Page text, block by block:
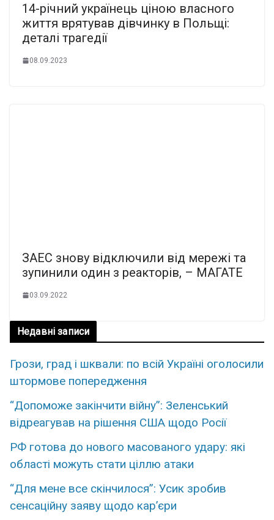
14-річний українець ціною власного
життя врятував дівчинку в Польщі:
деталі трагедії
08.09.2023
ЗАЕС знову відключили від мережі та
зупинили один з реакторів, – МАГАТЕ
03.09.2022
Недавні записи
Грози, град і шквали: по всій Україні оголосили
штормове попередження
“Допоможе закінчити війну”: Зеленський
відреагував на рішення США щодо Росії
РФ готова до нового масованого удару: які
області можуть стати ціллю атаки
“Для мене все скінчилося”: Усик зробив
сенсаційну заяву щодо кар’єри